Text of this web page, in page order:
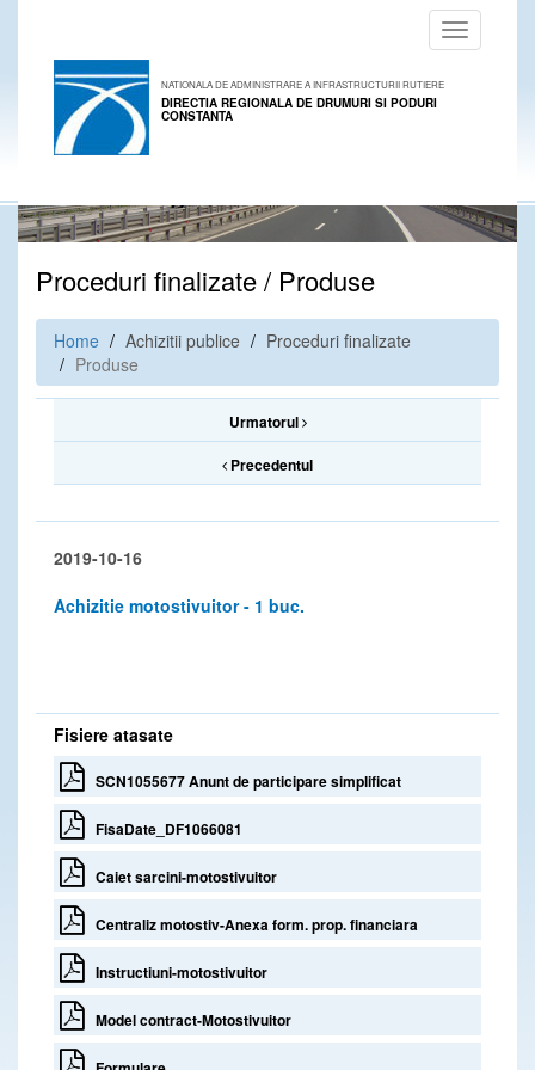
Toggle
navigation
NATIONALA DE ADMINISTRARE A INFRASTRUCTURII RUTIERE
DIRECTIA REGIONALA DE DRUMURI SI PODURI
CONSTANTA
Proceduri finalizate / Produse
Home Achizitii publice
Proceduri finalizate
Produse
Urmatorul
Precedentul
2019-10-16
Achizitie motostivuitor - 1 buc.
Fisiere atasate
SCN1055677 Anunt de participare simplificat
FisaDate_DF1066081
Caiet sarcini-motostivuitor
Centraliz motostiv-Anexa form. prop. financiara
Instructiuni-motostivuitor
Model contract-Motostivuitor